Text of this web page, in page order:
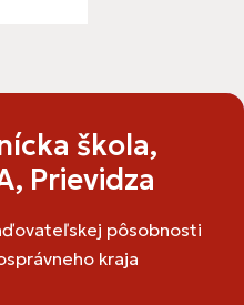
škola,
Prievidza
pôsobnosti
kraja